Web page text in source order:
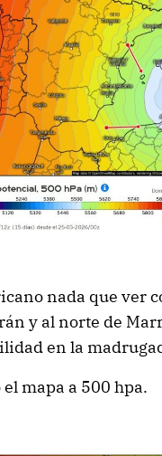
nada que ver
y al norte de
en la
el mapa a 500 hpa.